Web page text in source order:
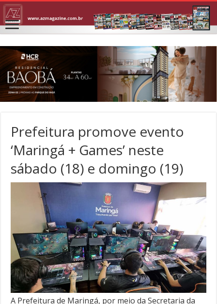
Prefeitura promove evento
‘Maringá + Games’ neste
sábado (18) e domingo (19)
A Prefeitura de Maringá, por meio da Secretaria da